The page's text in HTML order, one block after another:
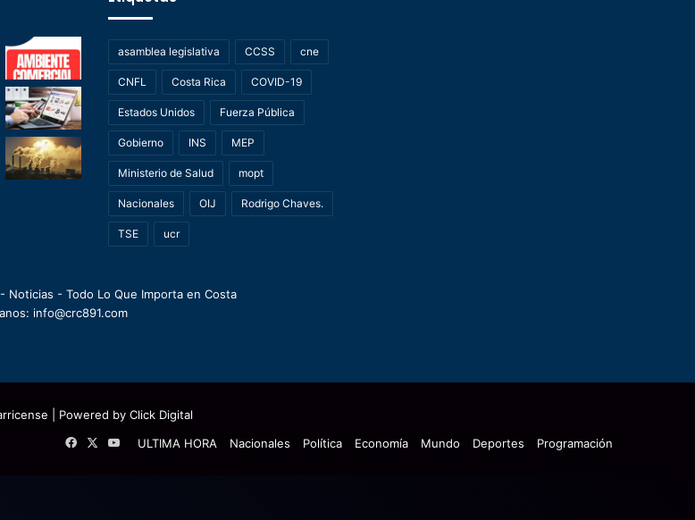
asamblea legislativa CCSS cne
CNFL Costa Rica COVID-19
Estados Unidos Fuerza Pública
Gobierno INS MEP
Ministerio de Salud mopt
Nacionales OIJ Rodrigo Chaves.
TSE ucr
- Noticias - Todo Lo Que Importa en Costa
info@crc891.com
| Powered by Click Digital
ULTIMA HORA
Nacionales Política Economía Mundo Deportes Programación
Facebook
X YouTube